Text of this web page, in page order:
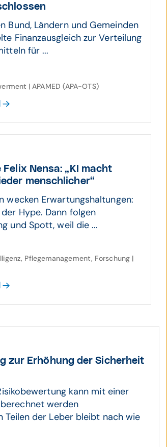
Bund, Ländern und Gemeinden
Finanzausgleich zur Verteilung
für ...
| APAMED (APA-OTS)
Felix Nensa: „KI macht
mensch­licher“
wecken Erwartungshaltungen:
Hype. Dann folgen
und Spott, weil die ...
Pflegemanagement, Forschung |
zur Erhöhung der Sicher­heit
kann mit einer
werden
Teilen der Leber bleibt nach wie